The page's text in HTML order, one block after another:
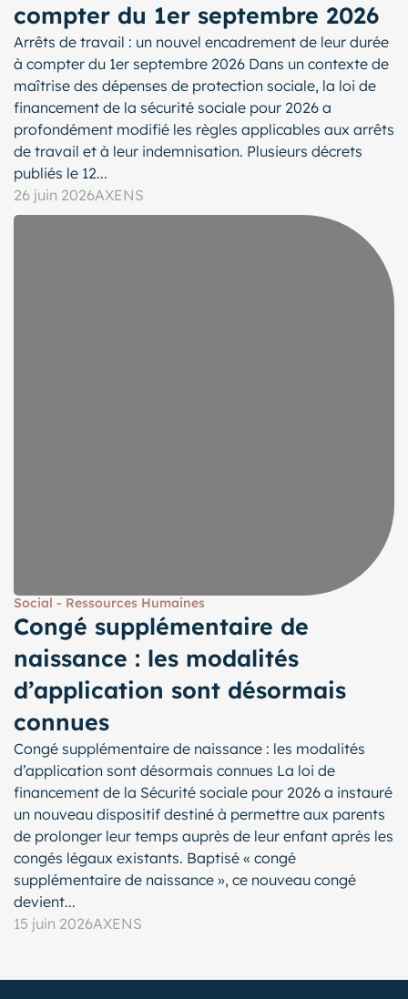
compter du 1er septembre 2026
Arrêts de travail : un nouvel encadrement de leur durée
à compter du 1er septembre 2026 Dans un contexte de
maîtrise des dépenses de protection sociale, la loi de
financement de la sécurité sociale pour 2026 a
profondément modifié les règles applicables aux arrêts
de travail et à leur indemnisation. Plusieurs décrets
publiés le 12...
26 juin 2026AXENS
Social - Ressources Humaines
Congé supplémentaire de
naissance : les modalités
d’application sont désormais
connues
Congé supplémentaire de naissance : les modalités
d’application sont désormais connues La loi de
financement de la Sécurité sociale pour 2026 a instauré
un nouveau dispositif destiné à permettre aux parents
de prolonger leur temps auprès de leur enfant après les
congés légaux existants. Baptisé « congé
supplémentaire de naissance », ce nouveau congé
devient...
15 juin 2026AXENS